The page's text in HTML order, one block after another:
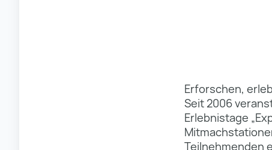
Erforschen,
Seit 2006
Erlebnistage
Teilnehmenden